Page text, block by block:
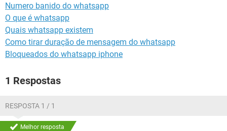
Numero banido do whatsapp
O que é whatsapp
Quais whatsapp existem
Como tirar duração de mensagem do whatsapp
Bloqueados do whatsapp iphone
1 Respostas
RESPOSTA 1 / 1
Melhor resposta